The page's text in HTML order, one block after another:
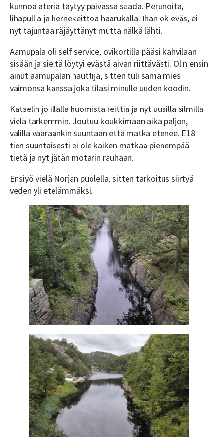
kunnoa ateria täytyy päivässä saada. Perunoita,
lihapullia ja hernekeittoa haarukalla. Ihan ok eväs, ei
nyt tajuntaa räjäyttänyt mutta nälkä lähti.
Aamupala oli self service, ovikortilla pääsi kahvilaan
sisään ja sieltä löytyi evästä aivan riittävästi. Olin ensin
ainut aamupalan nauttija, sitten tuli sama mies
vaimonsa kanssa joka tilasi minulle uuden koodin.
Katselin jo illalla huomista reittiä ja nyt uusilla silmillä
vielä tarkemmin. Joutuu koukkimaan aika paljon,
välillä vääräänkin suuntaan että matka etenee. E18
tien suuntaisesti ei ole kaiken matkaa pienempää
tietä ja nyt jätän motarin rauhaan.
Ensiyö vielä Norjan puolella, sitten tarkoitus siirtyä
veden yli etelämmäksi.